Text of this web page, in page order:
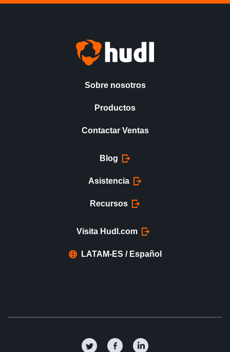
Sobre nosotros
Productos
Contactar Ventas
Blog
Asistencia
Recursos
Visita Hudl.com
LATAM-ES / Español